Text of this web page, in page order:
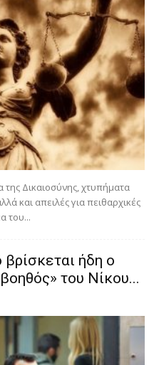
της Δικαιοσύνης, χτυπήματα
και απειλές για πειθαρχικές
του...
ήδη ο
του Νίκου...